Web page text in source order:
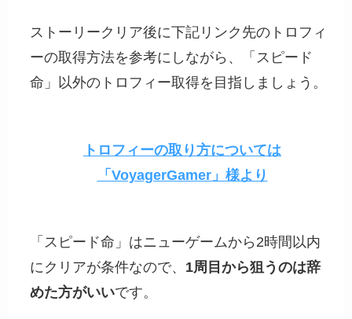
ストーリークリア後に下記リンク先のトロフィ
ーの取得方法を参考にしながら、「スピード
命」以外のトロフィー取得を目指しましょう。
トロフィーの取り方については
「VoyagerGamer」様より
「スピード命」はニューゲームから2時間以内
にクリアが条件なので、 1周目から狙うのは辞
めた方がいいです。